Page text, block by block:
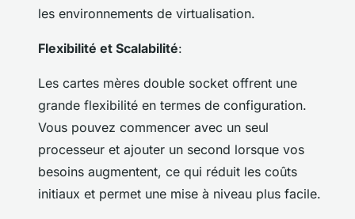
les environnements de virtualisation.
Flexibilité et Scalabilité:
Les cartes mères double socket offrent une
grande flexibilité en termes de configuration.
Vous pouvez commencer avec un seul
processeur et ajouter un second lorsque vos
besoins augmentent, ce qui réduit les coûts
initiaux et permet une mise à niveau plus facile.